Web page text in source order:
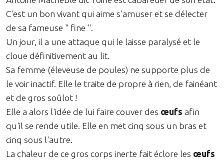
C'est un bon vivant qui aime s'amuser et se délecter
de sa fameuse " fine ".
Un jour, il a une attaque qui le laisse paralysé et le
cloue définitivement au lit.
Sa femme (éleveuse de poules) ne supporte plus de
le voir inactif. Elle le traite de propre à rien, de fainéant
et de gros soûlot !
Elle a alors l'idée de lui faire couver des œufs afin
qu'il se rende utile. Elle en met cinq sous un bras et
cinq sous l'autre.
La chaleur de ce gros corps inerte fait éclore les œufs